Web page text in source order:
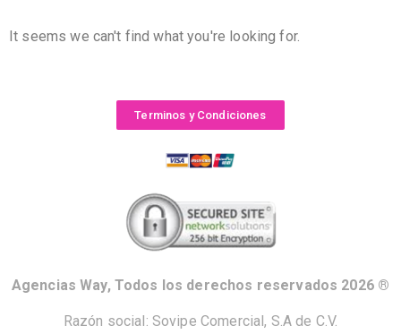
It seems we can't find what you're looking for.
Terminos y Condiciones
Agencias Way, Todos los derechos reservados 2026 ®
Razón social: Sovipe Comercial, S.A de C.V.